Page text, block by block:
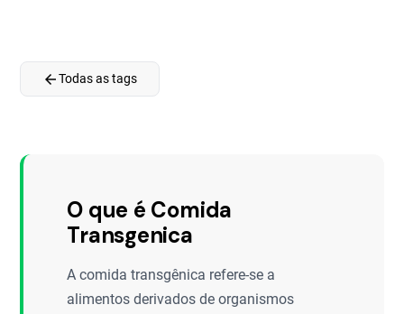
arrow_backTodas as tags
O que é Comida
Transgenica
A comida transgênica refere-se a
alimentos derivados de organismos